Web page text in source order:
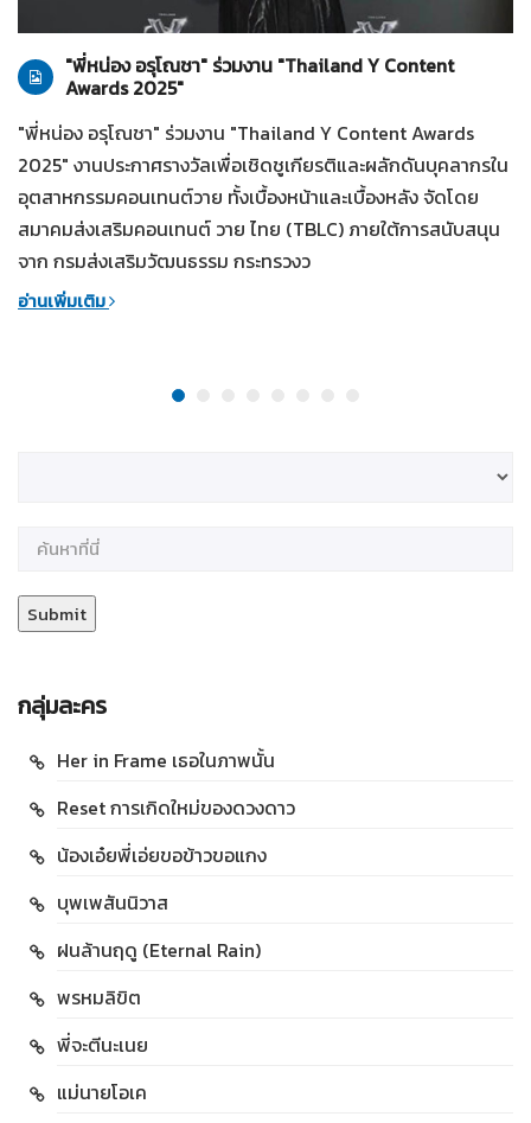
28-07-2569
"พี่หน่อง อรุโณชา" ร่วมงาน "Thailand Y Content
Awards 2025"
"พี่หน่อง อรุโณชา" ร่วมงาน "Thailand Y Content Awards
2025" งานประกาศรางวัลเพื่อเชิดชูเกียรติและผลักดันบุคลากรใน
อุตสาหกรรมคอนเทนต์วาย ทั้งเบื้องหน้าและเบื้องหลัง จัดโดย
สมาคมส่งเสริมคอนเทนต์ วาย ไทย (TBLC) ภายใต้การสนับสนุน
จาก กรมส่งเสริมวัฒนธรรม กระทรวงว
อ่านเพิ่มเติม
กลุ่มละคร
Her in Frame เธอในภาพนั้น
Reset การเกิดใหม่ของดวงดาว
น้องเอ๋ยพี่เอ่ยขอข้าวขอแกง
บุพเพสันนิวาส
ฝนล้านฤดู (Eternal Rain)
พรหมลิขิต
พี่จะตีนะเนย
แม่นายโอเค